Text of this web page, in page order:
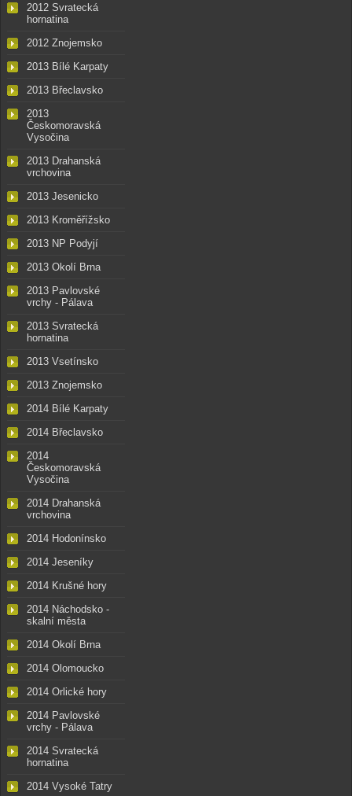
2012 Svratecká
hornatina
2012 Znojemsko
2013 Bílé Karpaty
2013 Břeclavsko
2013
Českomoravská
Vysočina
2013 Drahanská
vrchovina
2013 Jesenicko
2013 Kroměřížsko
2013 NP Podyjí
2013 Okolí Brna
2013 Pavlovské
vrchy - Pálava
2013 Svratecká
hornatina
2013 Vsetínsko
2013 Znojemsko
2014 Bílé Karpaty
2014 Břeclavsko
2014
Českomoravská
Vysočina
2014 Drahanská
vrchovina
2014 Hodonínsko
2014 Jeseníky
2014 Krušné hory
2014 Náchodsko -
skalní města
2014 Okolí Brna
2014 Olomoucko
2014 Orlické hory
2014 Pavlovské
vrchy - Pálava
2014 Svratecká
hornatina
2014 Vysoké Tatry